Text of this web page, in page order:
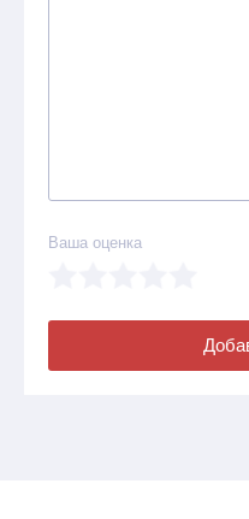
Ваша оценка